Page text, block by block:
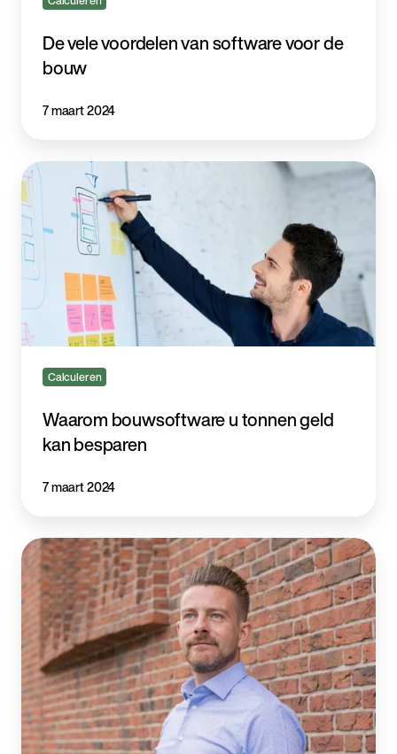
De vele voordelen van software voor de
bouw
7 maart 2024
Waarom
bouwsoftware
u
tonnen
geld
kan
besparen
Calculeren
Waarom bouwsoftware u tonnen geld
kan besparen
7 maart 2024
Brink
Software
gaat
Belgische
bouw-
en
installatiemarkt
ontwikkelen
met
Christophe
Hanssens